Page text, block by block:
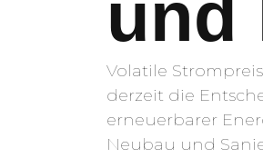
und
Volatile
derzeit die
erneuerbarer
Neubau und